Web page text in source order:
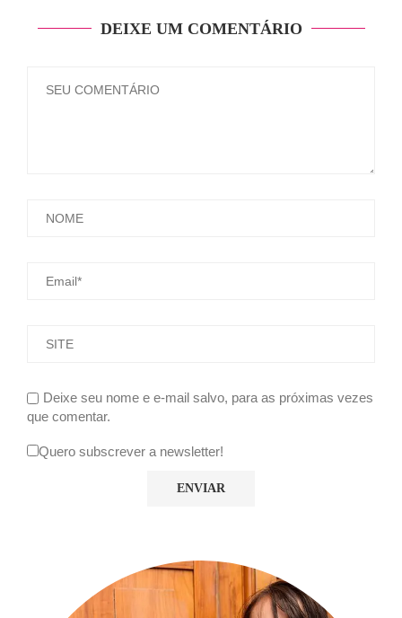
DEIXE UM COMENTÁRIO
Deixe seu nome e e-mail salvo, para as próximas vezes
que comentar.
Quero subscrever a newsletter!